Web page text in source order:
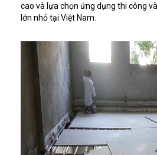
cao và lựa chọn ứng dụng thi công
lớn nhỏ tại Việt Nam.